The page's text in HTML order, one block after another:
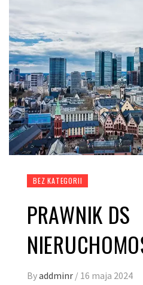
BEZ KATEGORII
PRAWNIK DS
Byaddminr / 16 maja 2024